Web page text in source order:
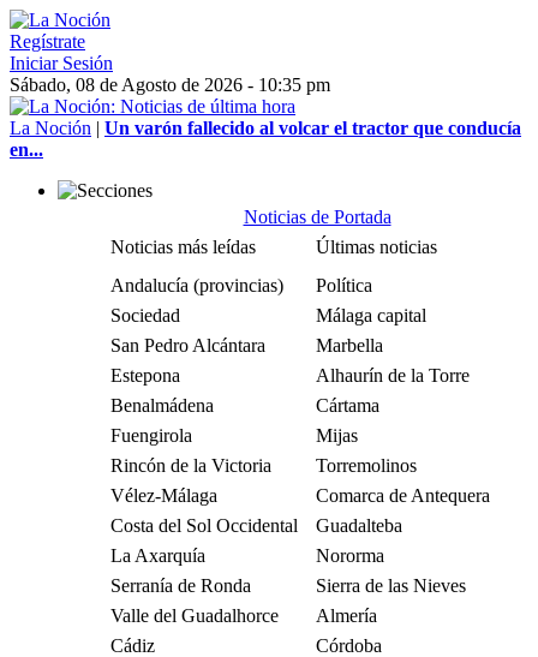
Regístrate
Iniciar Sesión
Sábado, 08 de Agosto de 2026 - 10:35 pm
La Noción | Un varón fallecido al volcar el tractor que conducía
en...
Noticias de Portada
Noticias más leídas
Últimas noticias
Andalucía (provincias)
Política
Sociedad
Málaga capital
San Pedro Alcántara
Marbella
Estepona
Alhaurín de la Torre
Benalmádena
Cártama
Fuengirola
Mijas
Rincón de la Victoria
Torremolinos
Vélez-Málaga
Comarca de Antequera
Costa del Sol Occidental
Guadalteba
La Axarquía
Nororma
Serranía de Ronda
Sierra de las Nieves
Valle del Guadalhorce
Almería
Cádiz
Córdoba